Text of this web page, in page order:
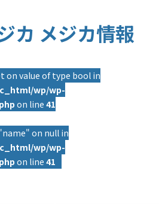
カ メジカ情報
on value of type bool in
wp/wp-
on line 41
on null in
wp/wp-
on line 41